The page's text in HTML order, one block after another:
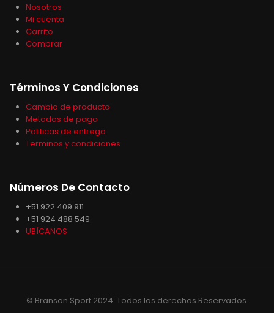
Nosotros
Mi cuenta
Carrito
Comprar
Términos Y Condiciones
Cambio de producto
Metodos de pago
Politicas de entrega
Terminos y condiciones
Números De Contacto
+51 922 409 911
+51 924 488 549
UBÍCANOS
© Branson Sport 2024. Todos los derechos Reservados.